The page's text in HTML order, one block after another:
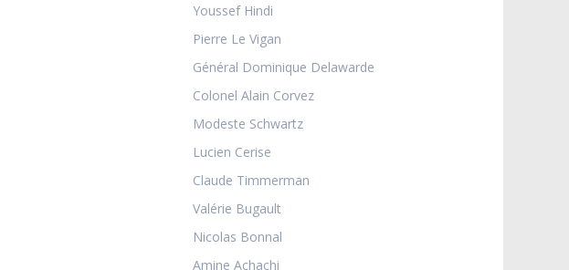
Youssef Hindi
Pierre Le Vigan
Général Dominique Delawarde
Colonel Alain Corvez
Modeste Schwartz
Lucien Cerise
Claude Timmerman
Valérie Bugault
Nicolas Bonnal
Amine Achachi